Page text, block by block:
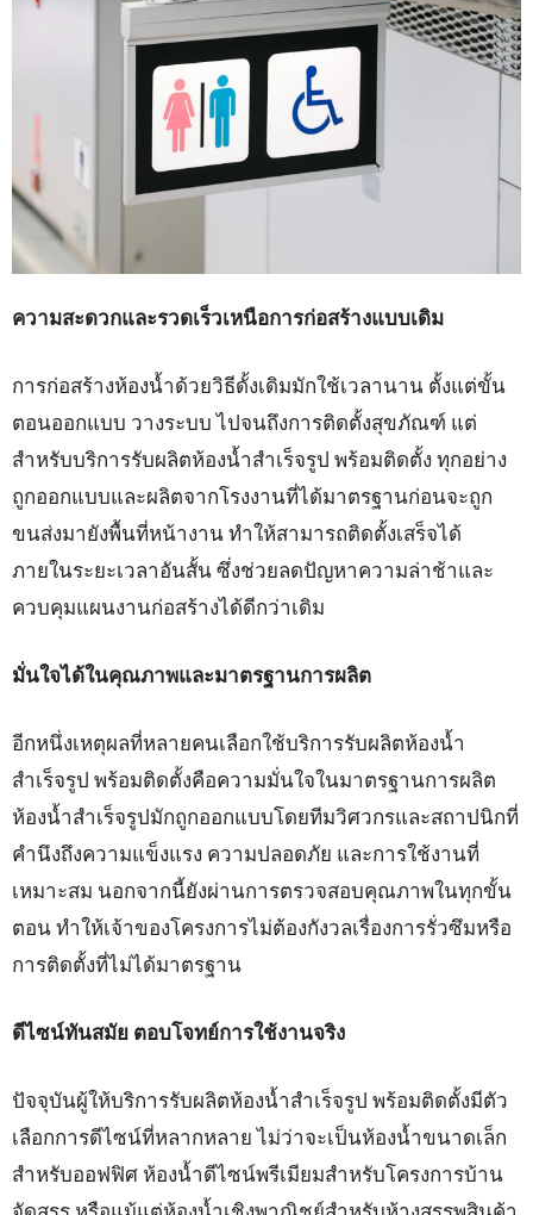
ความสะดวกและรวดเร็วเหนือการก่อสร้างแบบเดิม
การก่อสร้างห้องน้ำด้วยวิธีดั้งเดิมมักใช้เวลานาน ตั้งแต่ขั้น
ตอนออกแบบ วางระบบ ไปจนถึงการติดตั้งสุขภัณฑ์ แต่
สำหรับบริการรับผลิตห้องน้ำสำเร็จรูป พร้อมติดตั้ง ทุกอย่าง
ถูกออกแบบและผลิตจากโรงงานที่ได้มาตรฐานก่อนจะถูก
ขนส่งมายังพื้นที่หน้างาน ทำให้สามารถติดตั้งเสร็จได้
ภายในระยะเวลาอันสั้น ซึ่งช่วยลดปัญหาความล่าช้าและ
ควบคุมแผนงานก่อสร้างได้ดีกว่าเดิม
มั่นใจได้ในคุณภาพและมาตรฐานการผลิต
อีกหนึ่งเหตุผลที่หลายคนเลือกใช้บริการรับผลิตห้องน้ำ
สำเร็จรูป พร้อมติดตั้งคือความมั่นใจในมาตรฐานการผลิต
ห้องน้ำสำเร็จรูปมักถูกออกแบบโดยทีมวิศวกรและสถาปนิกที่
คำนึงถึงความแข็งแรง ความปลอดภัย และการใช้งานที่
เหมาะสม นอกจากนี้ยังผ่านการตรวจสอบคุณภาพในทุกขั้น
ตอน ทำให้เจ้าของโครงการไม่ต้องกังวลเรื่องการรั่วซึมหรือ
การติดตั้งที่ไม่ได้มาตรฐาน
ดีไซน์ทันสมัย ตอบโจทย์การใช้งานจริง
ปัจจุบันผู้ให้บริการรับผลิตห้องน้ำสำเร็จรูป พร้อมติดตั้งมีตัว
เลือกการดีไซน์ที่หลากหลาย ไม่ว่าจะเป็นห้องน้ำขนาดเล็ก
สำหรับออฟฟิศ ห้องน้ำดีไซน์พรีเมียมสำหรับโครงการบ้าน